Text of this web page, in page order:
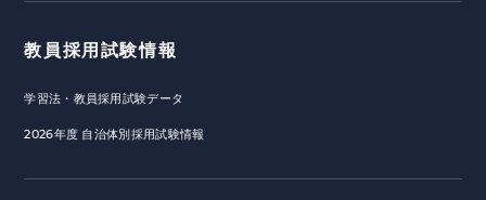
教員採用試験情報
学習法・教員採用試験データ
2026年度 自治体別採用試験情報